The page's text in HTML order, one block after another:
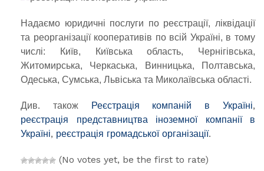
Надаємо юридичні послуги по реєстрації, ліквідації
та реорганізації кооперативів по всій Україні, в тому
числі: Київ, Київська область, Чернігівська,
Житомирська, Черкаська, Винницька, Полтавська,
Одеська, Сумська, Львіська та Миколаївська області.
Див. також Реєстрація компаній в Україні,
реєстрація представництва іноземної компанії в
Україні, реєстрація громадської організації.
(No votes yet, be the first to rate)